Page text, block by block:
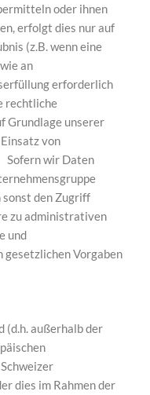
oder ihnen
erfolgt dies nur auf
(z.B. wenn eine
an
erforderlich
rechtliche
Grundlage unserer
von
wir Daten
den Zugriff
zu administrativen
und
gesetzlichen Vorgaben
(d.h. außerhalb der
dies im Rahmen der